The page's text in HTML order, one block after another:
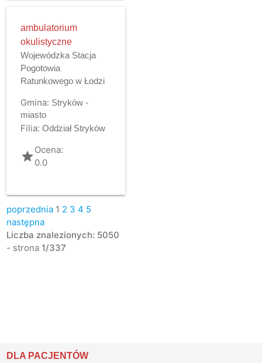
ambulatorium
okulistyczne
Wojewódzka Stacja
Pogotowia
Ratunkowego w Łodzi
Gmina: Stryków -
miasto
Filia: Oddział Stryków
gradeOcena:
0.0
poprzednia 1 2 3 4 5
następna
Liczba znalezionych: 5050
- strona 1/337
DLA PACJENTÓW